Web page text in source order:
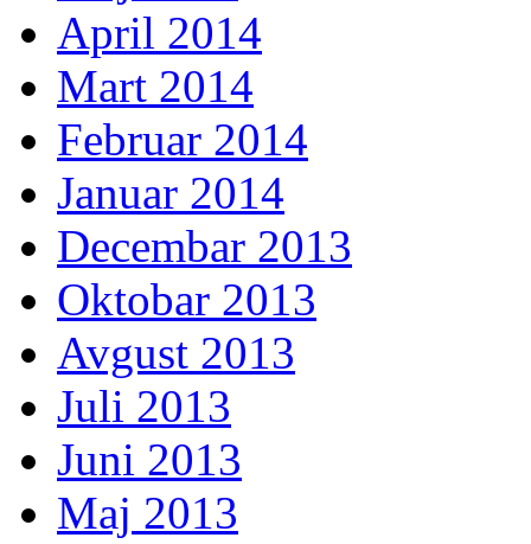
April 2014
Mart 2014
Februar 2014
Januar 2014
Decembar 2013
Oktobar 2013
Avgust 2013
Juli 2013
Juni 2013
Maj 2013